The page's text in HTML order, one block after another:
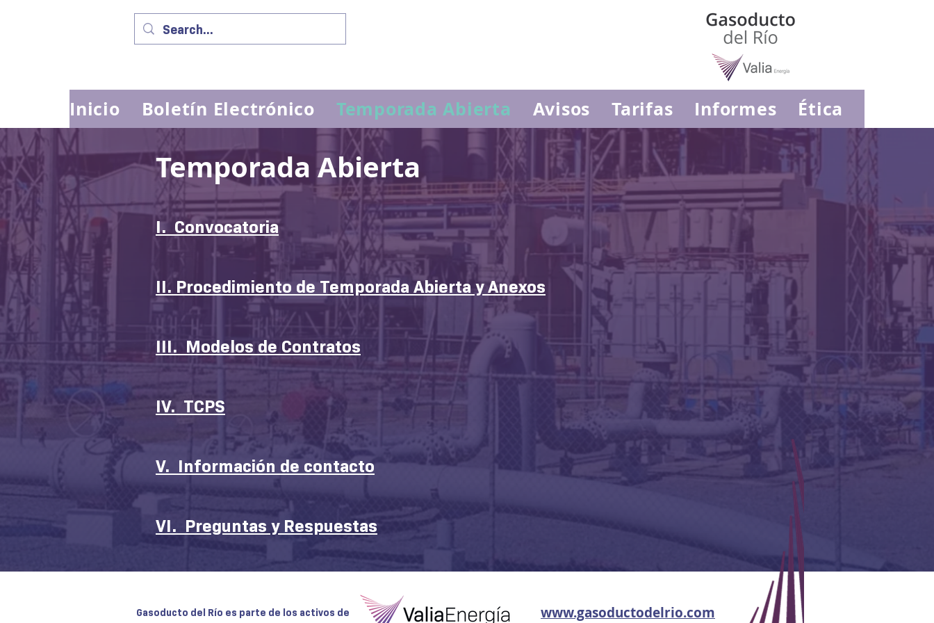
Inicio Boletín Electrónico Temporada Abierta Avisos Tarifas Informes Ética
Temporada Abierta
I. Convocatoria​
II. Procedimiento de Temporada Abierta y Anexos
III. Modelos de Contratos
IV. TCPS
V. Información de contacto
VI. Preguntas y Respuestas
Gasoducto del Río es parte de los activos de www.gasoductodelrio.com